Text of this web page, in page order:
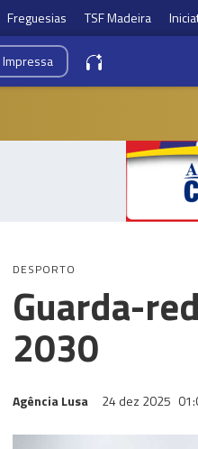
Freguesias TSF Madeira
Impressa
DESPORTO
Guarda-
2030
Agência Lusa 24 dez 2025